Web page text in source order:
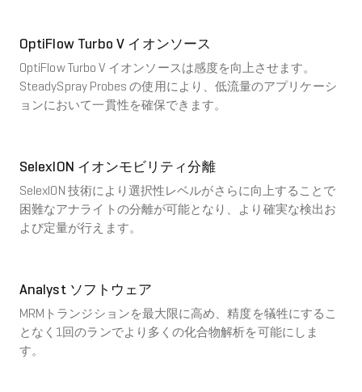
OptiFlow Turbo V イオンソース
OptiFlow Turbo V イオンソースは感度を向上させます。
SteadySpray Probes の使用により、低流量のアプリケーシ
ョンにおいて一貫性を確保できます。
SelexION イオンモビリティ分離
SelexION 技術により選択性レベルがさらに向上することで
困難なアナライトの分離が可能となり、より確実な検出お
よび定量が行えます。
Analyst ソフトウェア
MRMトランジションを最大限に高め、精度を犠牲にするこ
となく1回のランでより多くの化合物解析を可能にしま
す。